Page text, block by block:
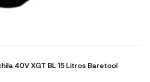
40V XGT BL 15 Litros Baretool